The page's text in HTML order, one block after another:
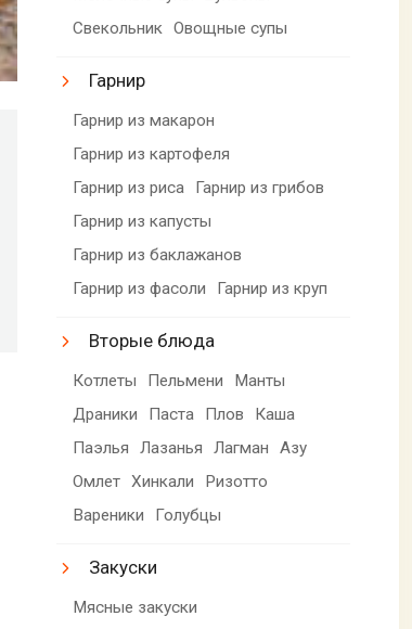
Свекольник Овощные супы
Гарнир
Гарнир из макарон
Гарнир из картофеля
Гарнир из риса
Гарнир из грибов
Гарнир из капусты
Гарнир из баклажанов
Гарнир из фасоли
Гарнир из круп
Вторые блюда
Котлеты Пельмени
Манты
Драники
Паста Плов
Каша
Паэлья
Лазанья Лагман
Азу
Омлет Хинкали
Ризотто
Вареники
Голубцы
Закуски
Мясные закуски